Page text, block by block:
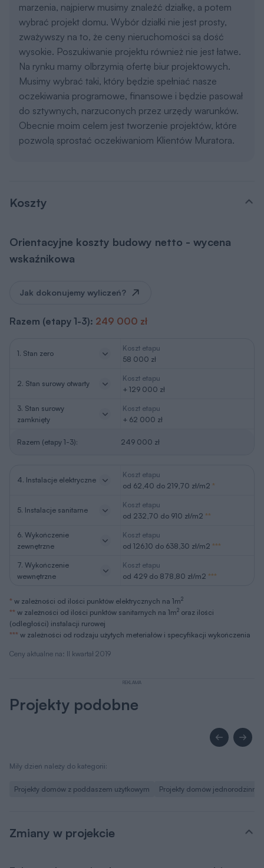
marzenia, najpierw musimy znaleźć działkę, a potem
wybrać projekt domu. Wybór działki nie jest prosty,
zważywszy na to, że ceny nieruchomości są dość
wysokie. Poszukiwanie projektu również nie jest łatwe.
Na rynku mamy olbrzymią ofertę biur projektowych.
Musimy wybrać taki, który będzie spełniać nasze
oczekiwania programowe, finansowe i będzie pasował
do sztywnych, narzuconych przez urzędy warunków.
Obecnie moim celem jest tworzenie projektów, które
pozwolą sprostać oczekiwaniom Klientów Muratora.
Koszty
Orientacyjne koszty budowy netto - wycena
wskaźnikowa
Ceny aktualne na: II kwartał 2019
Jak dokonujemy wyliczeń?
Razem (etapy 1-3): 249 000 zł
1. Stan zero
Koszt etapu
58 000 zł
2. Stan surowy otwarty
Koszt etapu
+ 129 000 zł
3. Stan surowy
zamknięty
Koszt etapu
+ 62 000 zł
Razem (etapy 1-3): 249 000 zł
4. Instalacje elektryczne
Koszt etapu
od 62,40 do 219,70 zł/m2 *
5. Instalacje sanitarne
Koszt etapu
od 232,70 do 910 zł/m2 **
6. Wykończenie
zewnętrzne
Koszt etapu
od 126,10 do 638,30 zł/m2 ***
7. Wykończenie
wewnętrzne
Koszt etapu
od 429 do 878,80 zł/m2 ***
* w zależności od ilości punktów elektrycznych na 1m2
** w zależności od ilości punktów sanitarnych na 1m2 oraz ilości
(odległości) instalacji rurowej
*** w zależności od rodzaju użytych meteriałów i specyfikacji wykończenia
REKLAMA
Projekty podobne
Miły dzień należy do kategorii:
Projekty domów z poddaszem użytkowym Projekty domów
Zmiany w projekcie